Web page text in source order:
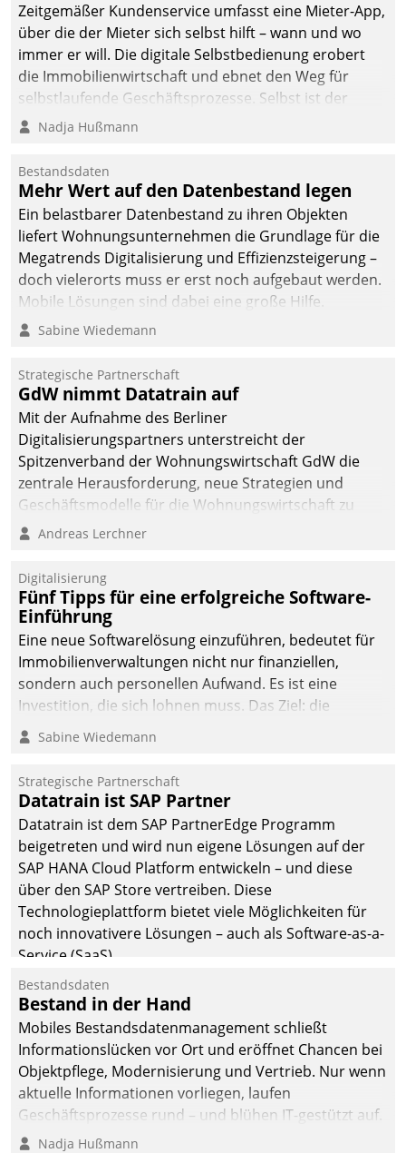
Zeitgemäßer Kundenservice umfasst eine Mieter-App,
über die der Mieter sich selbst hilft – wann und wo
immer er will. Die digitale Selbstbedienung erobert
die Immobilienwirtschaft und ebnet den Weg für
selbstlaufende Geschäftsprozesse. Selbst ist der
Kunde und smart der Serviceanbieter.
Nadja Hußmann
Bestandsdaten
Mehr Wert auf den Datenbestand legen
Ein belastbarer Datenbestand zu ihren Objekten
liefert Wohnungsunternehmen die Grundlage für die
Megatrends Digitalisierung und Effizienzsteigerung –
doch vielerorts muss er erst noch aufgebaut werden.
Mobile Lösungen sind dabei eine große Hilfe.
Sabine Wiedemann
Strategische Partnerschaft
GdW nimmt Datatrain auf
Mit der Aufnahme des Berliner
Digitalisierungspartners unterstreicht der
Spitzenverband der Wohnungswirtschaft GdW die
zentrale Herausforderung, neue Strategien und
Geschäftsmodelle für die Wohnungswirtschaft zu
entwickeln.
Andreas Lerchner
Digitalisierung
Fünf Tipps für eine erfolgreiche Software-
Einführung
Eine neue Softwarelösung einzuführen, bedeutet für
Immobilienverwaltungen nicht nur finanziellen,
sondern auch personellen Aufwand. Es ist eine
Investition, die sich lohnen muss. Das Ziel: die
nachhaltige Optimierung der Geschäftsabläufe. Damit
dieses Ziel erreicht wird, sollten einige Grundregeln
Sabine Wiedemann
Strategische Partnerschaft
Datatrain ist SAP Partner
Datatrain ist dem SAP PartnerEdge Programm
beigetreten und wird nun eigene Lösungen auf der
SAP HANA Cloud Platform entwickeln – und diese
über den SAP Store vertreiben. Diese
Technologieplattform bietet viele Möglichkeiten für
noch innovativere Lösungen – auch als Software-as-a-
Service (SaaS).
Bestandsdaten
Bestand in der Hand
Mobiles Bestandsdatenmanagement schließt
Informationslücken vor Ort und eröffnet Chancen bei
Objektpflege, Modernisierung und Vertrieb. Nur wenn
aktuelle Informationen vorliegen, laufen
Geschäftsprozesse rund – und blühen IT-gestützt auf.
Nadja Hußmann